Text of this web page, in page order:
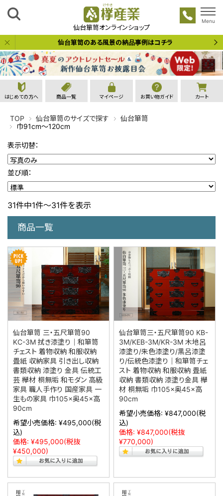
欅産業
仙台箪笥オンラインショップ
Menu
仙台箪笥のある風景の納品事例はコチラ
はじめての方へ 商品一覧 マイページ お買い物ガイド カート
TOP 仙台箪笥のサイズで探す
仙台箪笥
巾91cm～120cm
表示切替：
並び順：
31件中1件～31件を表示
商品一覧
仙台箪笥 三・五尺箪笥90
KC-3M 拭き漆塗り｜和箪笥
チェスト 着物収納 和服収納
畳紙 収納家具 引き出し収納
書類収納 漆塗り 金具 伝統工
芸 欅材 桐無垢 和モダン 高級
家具 職人手作り 国産家具 一
生もの家具 巾105×奥45×高
90cm
希望小売価格: ¥495,000(税
込)
価格: ¥495,000(税抜
¥450,000)
仙台箪笥三・五尺箪笥90 KB-
3M/KEB-3M/KR-3M 木地呂
漆塗り/朱色漆塗り/黒呂漆塗
り/伝統色漆塗り｜和箪笥チェ
スト 着物収納 和服収納 畳紙
収納 書類収納 漆塗り金具 欅
材 桐無垢 巾105×奥45×高
90cm
希望小売価格: ¥847,000(税
込)
価格: ¥847,000(税抜
¥770,000)